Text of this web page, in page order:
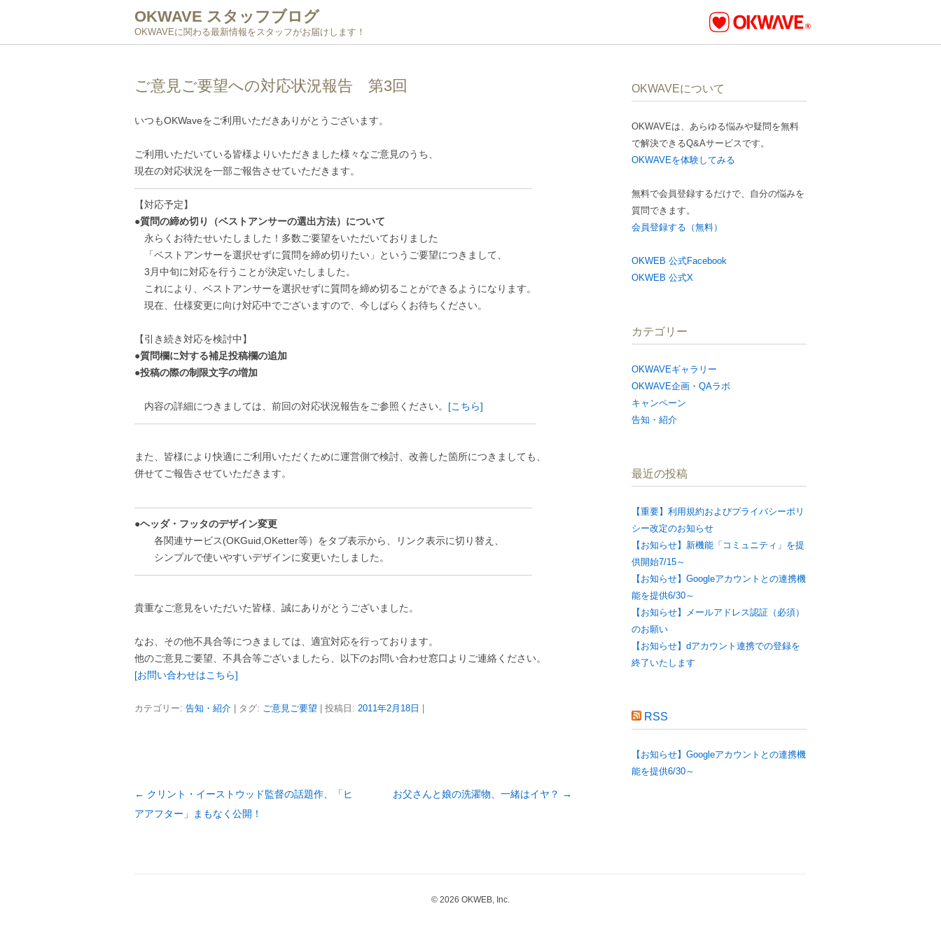
OKWAVE スタッフブログ
OKWAVEに関わる最新情報をスタッフがお届けします！
ご意見ご要望への対応状況報告 第3回
いつもOKWaveをご利用いただきありがとうございます。
ご利用いただいている皆様よりいただきました様々なご意見のうち、
現在の対応状況を一部ご報告させていただきます。
————————————————————————————————————————–
【対応予定】
●質問の締め切り（ベストアンサーの選出方法）について
永らくお待たせいたしました！多数ご要望をいただいておりました
「ベストアンサーを選択せずに質問を締め切りたい」というご要望につきまして、
3月中旬に対応を行うことが決定いたしました。
これにより、ベストアンサーを選択せずに質問を締め切ることができるようになります。
現在、仕様変更に向け対応中でございますので、今しばらくお待ちください。
【引き続き対応を検討中】
●質問欄に対する補足投稿欄の追加
●投稿の際の制限文字の増加
内容の詳細につきましては、前回の対応状況報告をご参照ください。 [こちら]
—————————————————————————————————————————
また、皆様により快適にご利用いただくために運営側で検討、改善した箇所につきましても、
併せてご報告させていただきます。
————————————————————————————————————————–
●ヘッダ・フッタのデザイン変更
各関連サービス(OKGuid,OKetter等）をタブ表示から、リンク表示に切り替え、
シンプルで使いやすいデザインに変更いたしました。
————————————————————————————————————————–
貴重なご意見をいただいた皆様、誠にありがとうございました。
なお、その他不具合等につきましては、適宜対応を行っております。
他のご意見ご要望、不具合等ございましたら、以下のお問い合わせ窓口よりご連絡ください。
[お問い合わせはこちら]
カテゴリー: 告知・紹介 | タグ: ご意見ご要望 | 投稿日: 2011年2月18日
投
稿
← クリント・イーストウッド監督の話題作、「ヒ
アアフター」まもなく公開！
お父さんと娘の洗濯物、一緒はイヤ？ →
OKWAVEについて
OKWAVEは、あらゆる悩みや疑問を無料
で解決できるQ&Aサービスです。
OKWAVEを体験してみる
無料で会員登録するだけで、自分の悩みを
質問できます。
会員登録する（無料）
OKWEB 公式Facebook
OKWEB 公式X
カテゴリー
OKWAVEギャラリー
OKWAVE企画・QAラボ
キャンペーン
告知・紹介
最近の投稿
【重要】利用規約およびプライバシーポリ
シー改定のお知らせ
【お知らせ】新機能「コミュニティ」を提
供開始7/15～
【お知らせ】Googleアカウントとの連携機
能を提供6/30～
【お知らせ】メールアドレス認証（必須）
のお願い
【お知らせ】dアカウント連携での登録を
終了いたします
RSS
【お知らせ】Googleアカウントとの連携機
能を提供6/30～
© 2026 OKWEB, Inc.